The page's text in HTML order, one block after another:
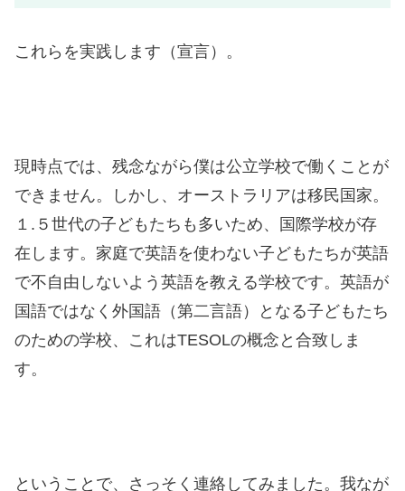
これらを実践します（宣言）。
現時点では、残念ながら僕は公立学校で働くことが
できません。しかし、オーストラリアは移民国家。
１.５世代の子どもたちも多いため、国際学校が存
在します。家庭で英語を使わない子どもたちが英語
で不自由しないよう英語を教える学校です。英語が
国語ではなく外国語（第二言語）となる子どもたち
のための学校、これはTESOLの概念と合致しま
す。
ということで、さっそく連絡してみました。我なが